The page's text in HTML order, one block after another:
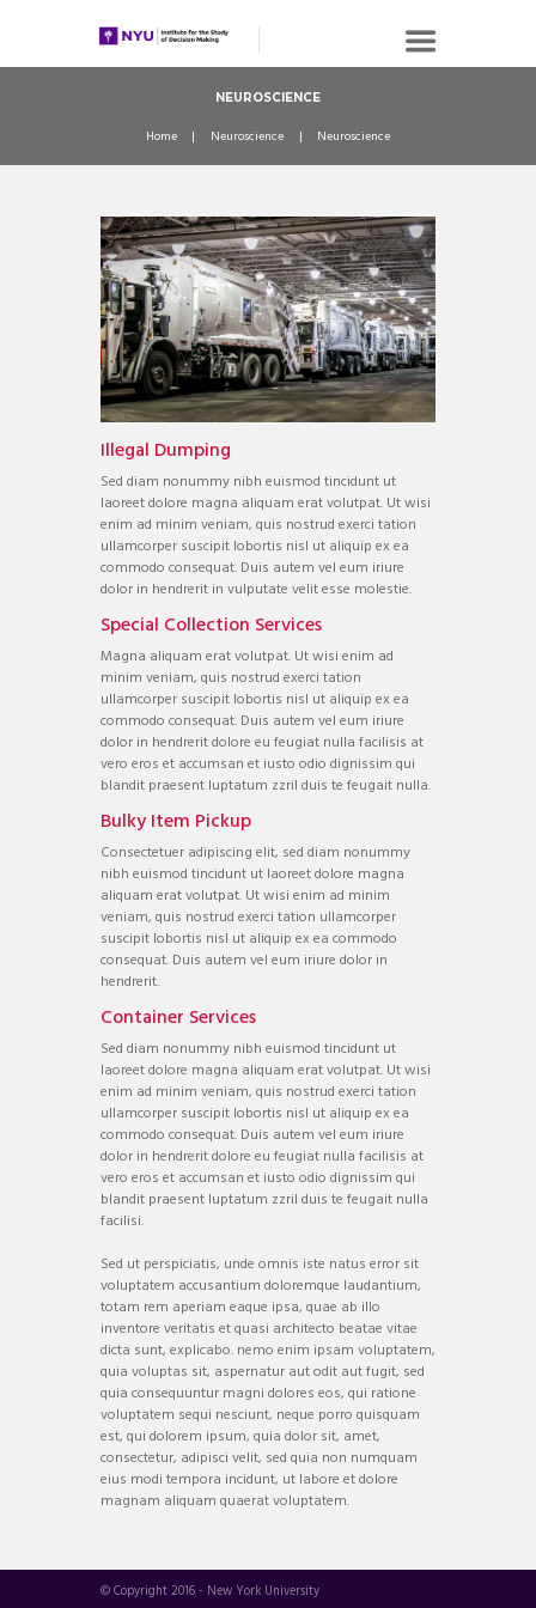
NEUROSCIENCE
Home Neuroscience Neuroscience
Illegal Dumping
Sed diam nonummy nibh euismod tincidunt ut
laoreet dolore magna aliquam erat volutpat. Ut wisi
enim ad minim veniam, quis nostrud exerci tation
ullamcorper suscipit lobortis nisl ut aliquip ex ea
commodo consequat. Duis autem vel eum iriure
dolor in hendrerit in vulputate velit esse molestie.
Special Collection Services
Magna aliquam erat volutpat. Ut wisi enim ad
minim veniam, quis nostrud exerci tation
ullamcorper suscipit lobortis nisl ut aliquip ex ea
commodo consequat. Duis autem vel eum iriure
dolor in hendrerit dolore eu feugiat nulla facilisis at
vero eros et accumsan et iusto odio dignissim qui
blandit praesent luptatum zzril duis te feugait nulla.
Bulky Item Pickup
Consectetuer adipiscing elit, sed diam nonummy
nibh euismod tincidunt ut laoreet dolore magna
aliquam erat volutpat. Ut wisi enim ad minim
veniam, quis nostrud exerci tation ullamcorper
suscipit lobortis nisl ut aliquip ex ea commodo
consequat. Duis autem vel eum iriure dolor in
hendrerit.
Container Services
Sed diam nonummy nibh euismod tincidunt ut
laoreet dolore magna aliquam erat volutpat. Ut wisi
enim ad minim veniam, quis nostrud exerci tation
ullamcorper suscipit lobortis nisl ut aliquip ex ea
commodo consequat. Duis autem vel eum iriure
dolor in hendrerit dolore eu feugiat nulla facilisis at
vero eros et accumsan et iusto odio dignissim qui
blandit praesent luptatum zzril duis te feugait nulla
facilisi.
Sed ut perspiciatis, unde omnis iste natus error sit
voluptatem accusantium doloremque laudantium,
totam rem aperiam eaque ipsa, quae ab illo
inventore veritatis et quasi architecto beatae vitae
dicta sunt, explicabo. nemo enim ipsam voluptatem,
quia voluptas sit, aspernatur aut odit aut fugit, sed
quia consequuntur magni dolores eos, qui ratione
voluptatem sequi nesciunt, neque porro quisquam
est, qui dolorem ipsum, quia dolor sit, amet,
consectetur, adipisci velit, sed quia non numquam
eius modi tempora incidunt, ut labore et dolore
magnam aliquam quaerat voluptatem.
© Copyright 2016 - New York University